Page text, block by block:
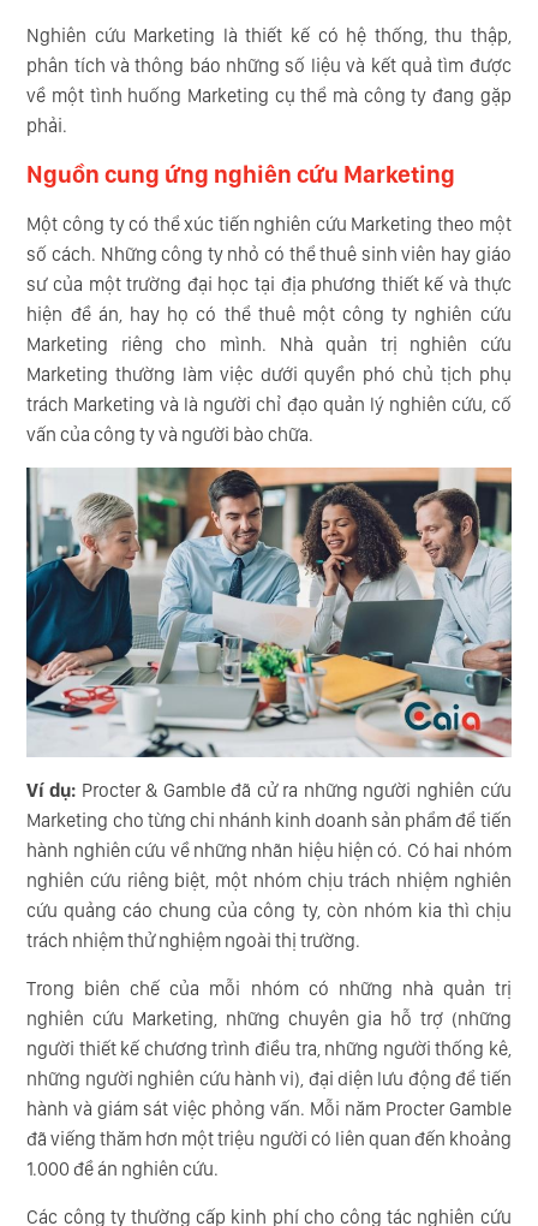
Nghiên cứu Marketing là thiết kế có hệ thống, thu thập,
phân tích và thông báo những số liệu và kết quả tìm được
về một tình huống Marketing cụ thể mà công ty đang gặp
phải.
Nguồn cung ứng nghiên cứu Marketing
Một công ty có thể xúc tiến nghiên cứu Marketing theo một
số cách. Những công ty nhỏ có thể thuê sinh viên hay giáo
sư của một trường đại học tại địa phương thiết kế và thực
hiện đề án, hay họ có thể thuê một công ty nghiên cứu
Marketing riêng cho mình. Nhà quản trị nghiên cứu
Marketing thường làm việc dưới quyền phó chủ tịch phụ
trách Marketing và là người chỉ đạo quản lý nghiên cứu, cố
vấn của công ty và người bào chữa.
Ví dụ:Procter & Gamble đã cử ra những người nghiên cứu
Marketing cho từng chi nhánh kinh doanh sản phẩm để tiến
hành nghiên cứu về những nhãn hiệu hiện có. Có hai nhóm
nghiên cứu riêng biệt, một nhóm chịu trách nhiệm nghiên
cứu quảng cáo chung của công ty, còn nhóm kia thì chịu
trách nhiệm thử nghiệm ngoài thị trường.
Trong biên chế của mỗi nhóm có những nhà quản trị
nghiên cứu Marketing, những chuyên gia hỗ trợ (những
người thiết kế chương trình điều tra, những người thống kê,
những người nghiên cứu hành vi), đại diện lưu động để tiến
hành và giám sát việc phỏng vấn. Mỗi năm Procter Gamble
đã viếng thăm hơn một triệu người có liên quan đến khoảng
1.000 đề án nghiên cứu.
Các công ty thường cấp kinh phí cho công tác nghiên cứu